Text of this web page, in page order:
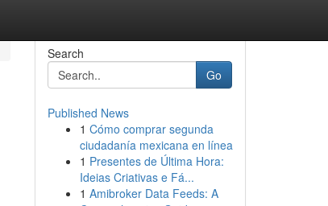
Search
Go
Published News
1 Cómo comprar segunda
ciudadanía mexicana en línea
1 Presentes de Última Hora:
Ideias Criativas e Fá...
1 Amibroker Data Feeds: A